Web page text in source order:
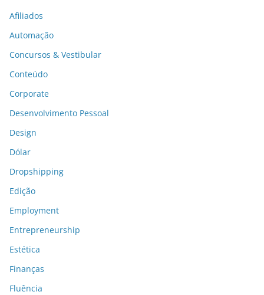
Afiliados
Automação
Concursos & Vestibular
Conteúdo
Corporate
Desenvolvimento Pessoal
Design
Dólar
Dropshipping
Edição
Employment
Entrepreneurship
Estética
Finanças
Fluência